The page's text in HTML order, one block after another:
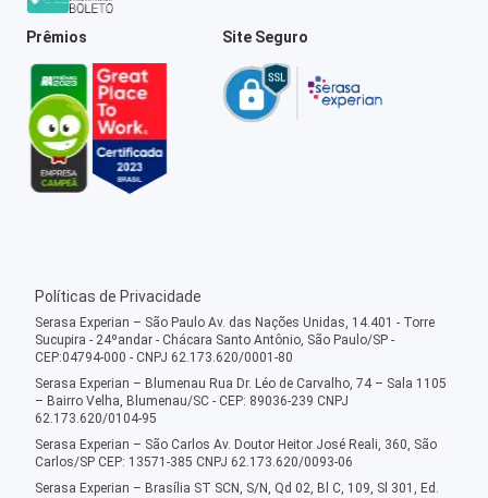
Prêmios Site Seguro
Políticas de Privacidade
Serasa Experian – São Paulo Av. das Nações Unidas, 14.401 - Torre
Sucupira - 24ºandar - Chácara Santo Antônio, São Paulo/SP -
CEP:04794-000 - CNPJ 62.173.620/0001-80
Serasa Experian – Blumenau Rua Dr. Léo de Carvalho, 74 – Sala 1105
– Bairro Velha, Blumenau/SC - CEP: 89036-239 CNPJ
62.173.620/0104-95
Serasa Experian – São Carlos Av. Doutor Heitor José Reali, 360, São
Carlos/SP CEP: 13571-385 CNPJ 62.173.620/0093-06
Serasa Experian – Brasília ST SCN, S/N, Qd 02, Bl C, 109, Sl 301, Ed.